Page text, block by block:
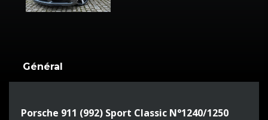
Général
Porsche 911 (992) Sport Classic N°1240/1250